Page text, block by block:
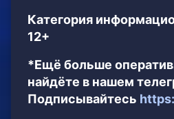
Категория
12+
*Ещё больше
найдёте в нашем
Подписывайтесь